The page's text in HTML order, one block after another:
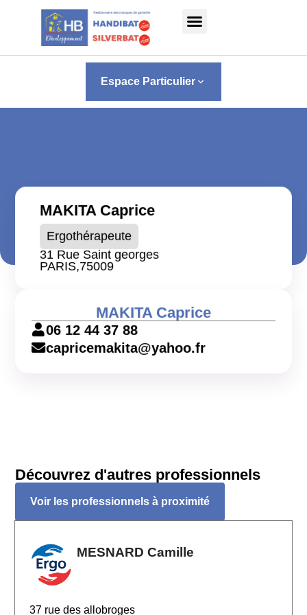
Panneau de gestion des cookies
Espace Particulier keyboard_arrow_down
MAKITA Caprice
Ergothérapeute
31 Rue Saint georges
PARIS,75009
MAKITA Caprice
06 12 44 37 88
capricemakita@yahoo.fr
Découvrez d'autres professionnels
Voir les professionnels à proximité
MESNARD Camille
37 rue des allobroges